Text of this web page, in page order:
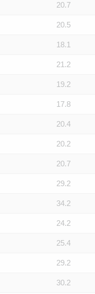
20.7
20.5
18.1
21.2
19.2
17.8
20.4
20.2
20.7
29.2
34.2
24.2
25.4
29.2
30.2